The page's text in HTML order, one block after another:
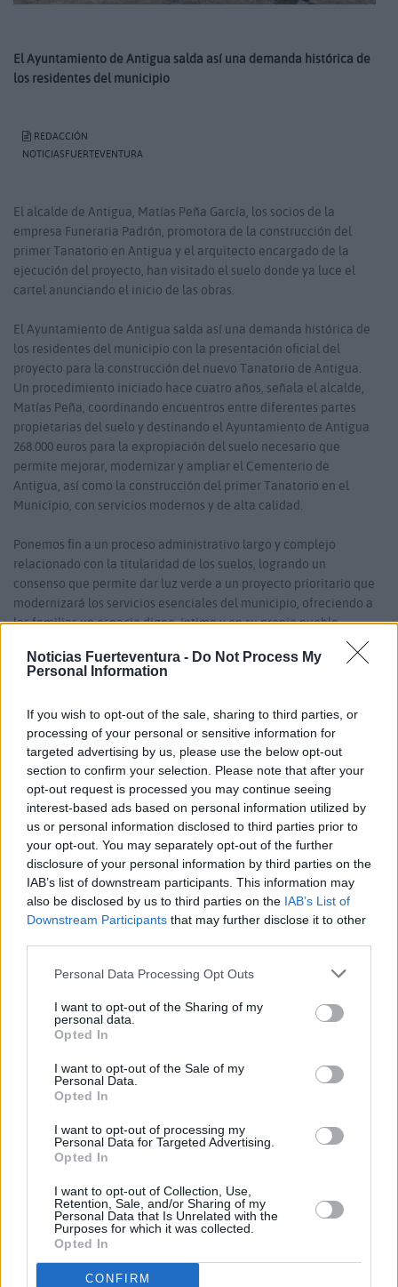
Noticias Fuerteventura - Do Not Process My
Personal Information
If you wish to opt-out of the sale, sharing to third parties, or
processing of your personal or sensitive information for
targeted advertising by us, please use the below opt-out
section to confirm your selection. Please note that after your
opt-out request is processed you may continue seeing
interest-based ads based on personal information utilized by
us or personal information disclosed to third parties prior to
your opt-out. You may separately opt-out of the further
disclosure of your personal information by third parties on the
IAB’s list of downstream participants. This information may
also be disclosed by us to third parties on the IAB’s List of
Downstream Participants that may further disclose it to other
Personal Data Processing Opt Outs
I want to opt-out of the Sharing of my
personal data.
Opted In
I want to opt-out of the Sale of my
Personal Data.
Opted In
I want to opt-out of processing my
Personal Data for Targeted Advertising.
Opted In
I want to opt-out of Collection, Use,
Retention, Sale, and/or Sharing of my
Personal Data that Is Unrelated with the
Purposes for which it was collected.
Opted In
CONFIRM
El Ayuntamiento de Antigua salda así una demanda histórica de
los residentes del municipio
REDACCIÓN
NOTICIASFUERTEVENTURA
El alcalde de Antigua, Matías Peña García, los socios de la
empresa Funeraria Padrón, promotora de la construcción del
primer Tanatorio en Antigua y el arquitecto encargado de la
ejecución del proyecto, han visitado el suelo donde ya luce el
cartel anunciando el inicio de las obras.
El Ayuntamiento de Antigua salda así una demanda histórica de
los residentes del municipio con la presentación oficial del
proyecto para la construcción del nuevo Tanatorio de Antigua.
Un procedimiento iniciado hace cuatro años, señala el alcalde,
Matías Peña, coordinando encuentros entre diferentes partes
propietarias del suelo y destinando el Ayuntamiento de Antigua
268.000 euros para la expropiación del suelo necesario que
permite mejorar, modernizar y ampliar el Cementerio de
Antigua, así como la construcción del primer Tanatorio en el
Municipio, con servicios modernos y de alta calidad.
Ponemos fin a un proceso administrativo largo y complejo
relacionado con la titularidad de los suelos, logrando un
consenso que permite dar luz verde a un proyecto prioritario que
modernizará los servicios esenciales del municipio, ofreciendo a
las familias un espacio digno, íntimo y en su propio pueblo,
concluye el alcalde, que agradece la inversión y apuesta por
Antigua de Funeraria Padrón.
con el paisaje, empleando en su construcción materiales
ecológicos y fuentes de energía renovables. Contará con varias
salas de velatorio independientes y confortables, junto a una
capilla y un amplio hall y sala de visitantes, así como baños y
otras áreas de servicios funerarios como la sala de tanatopraxia
o zona del horno crematorio.
Comentarios (0)
Fallece un bebé de 20 meses por un
golpe de calor en Fuerteventura
HUMANOS?. Por Maite de Vera Cabrera
Fuerteventura Santiago de Compostela
por 30 euros por trayecto
Vuelca una hormigonera en Lajares